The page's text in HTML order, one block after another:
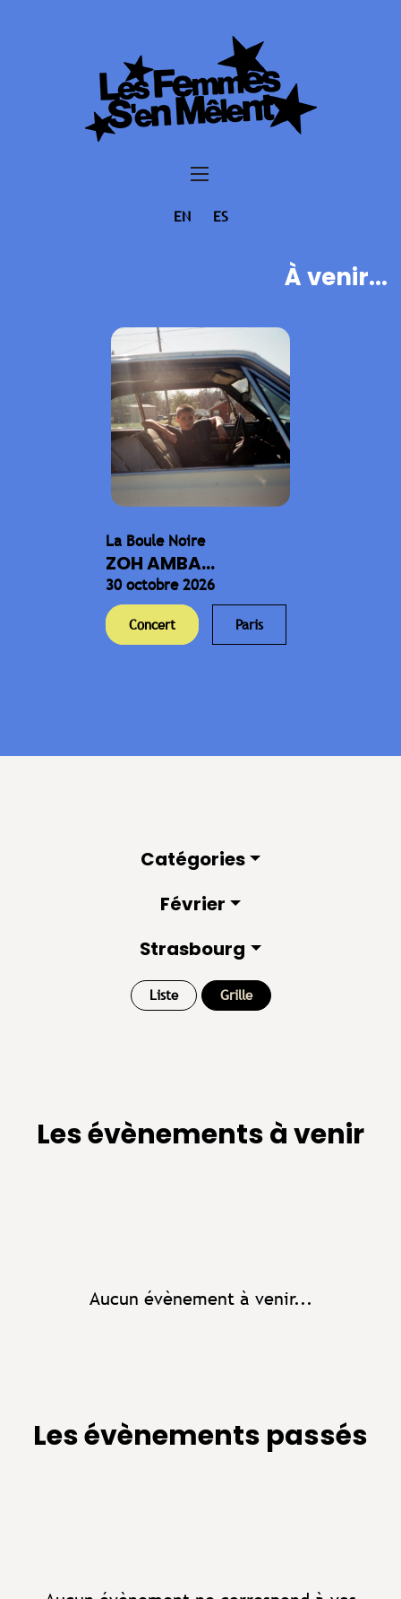
EN ES
À venir...
La Boule Noire
ZOH AMBA...
30 octobre 2026
Concert Paris
Catégories
Février
Strasbourg
Liste Grille
Les évènements à venir
Aucun évènement à venir...
Les évènements passés